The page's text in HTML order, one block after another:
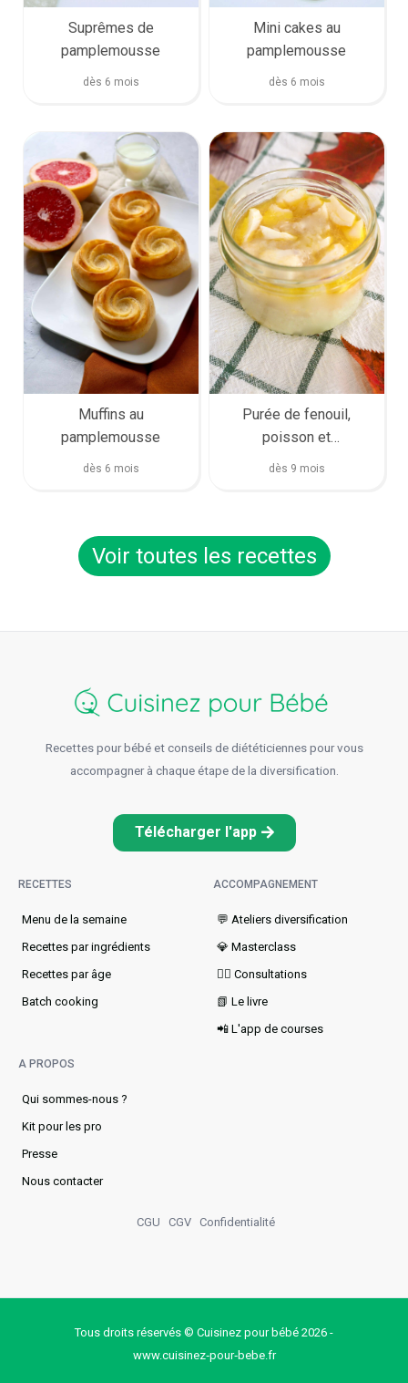
Suprêmes de
pamplemousse
dès 6 mois
Mini cakes au
pamplemousse
dès 6 mois
Muffins au
pamplemousse
dès 6 mois
Purée de fenouil,
poisson et
pamplemousse
dès 9 mois
Voir toutes les recettes
Recettes pour bébé et conseils de diététiciennes pour vous
accompagner à chaque étape de la diversification.
Télécharger l'app
RECETTES
Menu de la semaine​
Recettes par ingrédients
Recettes par âge
Batch cooking
ACCOMPAGNEMENT
💬 Ateliers diversification
💎 Masterclass
👩‍⚕️ Consultations
📗 Le livre
📲 L'app de courses
A PROPOS
Qui sommes-nous ?
Kit pour les pro
Presse
Nous contacter
CGU CGV Confidentialité
Tous droits réservés © Cuisinez pour bébé 2026 -
www.cuisinez‑pour‑bebe.fr